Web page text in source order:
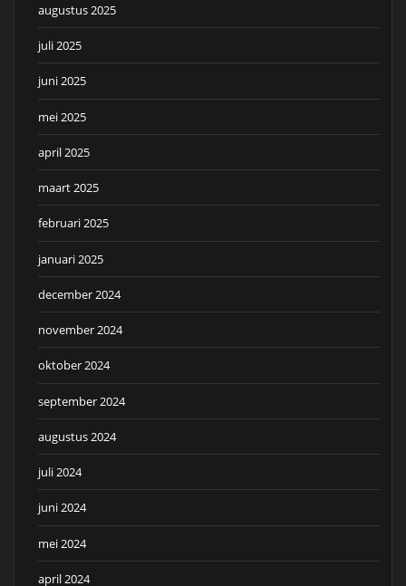
augustus 2025
juli 2025
juni 2025
mei 2025
april 2025
maart 2025
februari 2025
januari 2025
december 2024
november 2024
oktober 2024
september 2024
augustus 2024
juli 2024
juni 2024
mei 2024
april 2024